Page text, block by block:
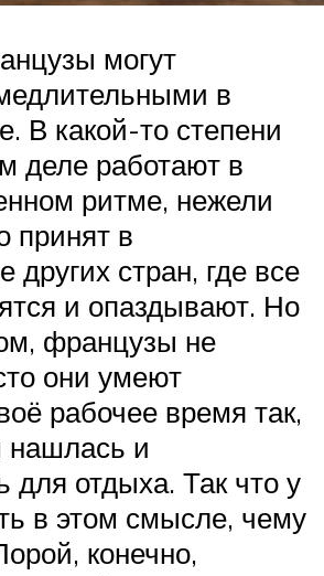
могут
в
В какой-то степени
деле работают в
ритме, нежели
принят в
других стран, где все
и опаздывают. Но
французы не
они умеют
рабочее время так,
нашлась и
для отдыха. Так что у
в этом смысле, чему
конечно,